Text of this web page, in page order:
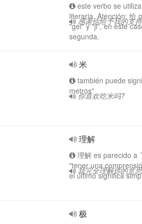
este verbo se
literaria. Atención: 给
"gei" y "ji", en este
segunda.
感谢你给予我的支
米
también puede
metros"
你喜欢吃米吗?
理解
理解 es parecido a
"tener una
el último significa
我完全理解你的意
极